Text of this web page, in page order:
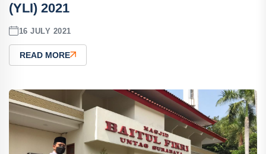
(YLI) 2021
16 JULY 2021
READ MORE